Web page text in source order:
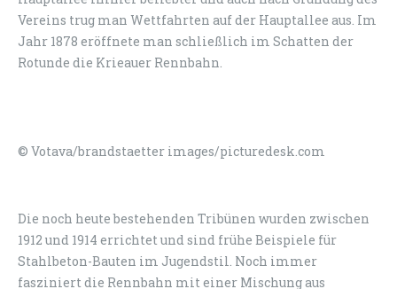
Vereins trug man Wettfahrten auf der Hauptallee aus. Im
Jahr 1878 eröffnete man schließlich im Schatten der
Rotunde die Krieauer Rennbahn.
© Votava/brandstaetter images/picturedesk.com
Die noch heute bestehenden Tribünen wurden zwischen
1912 und 1914 errichtet und sind frühe Beispiele für
Stahlbeton-Bauten im Jugendstil. Noch immer
fasziniert die Rennbahn mit einer Mischung aus